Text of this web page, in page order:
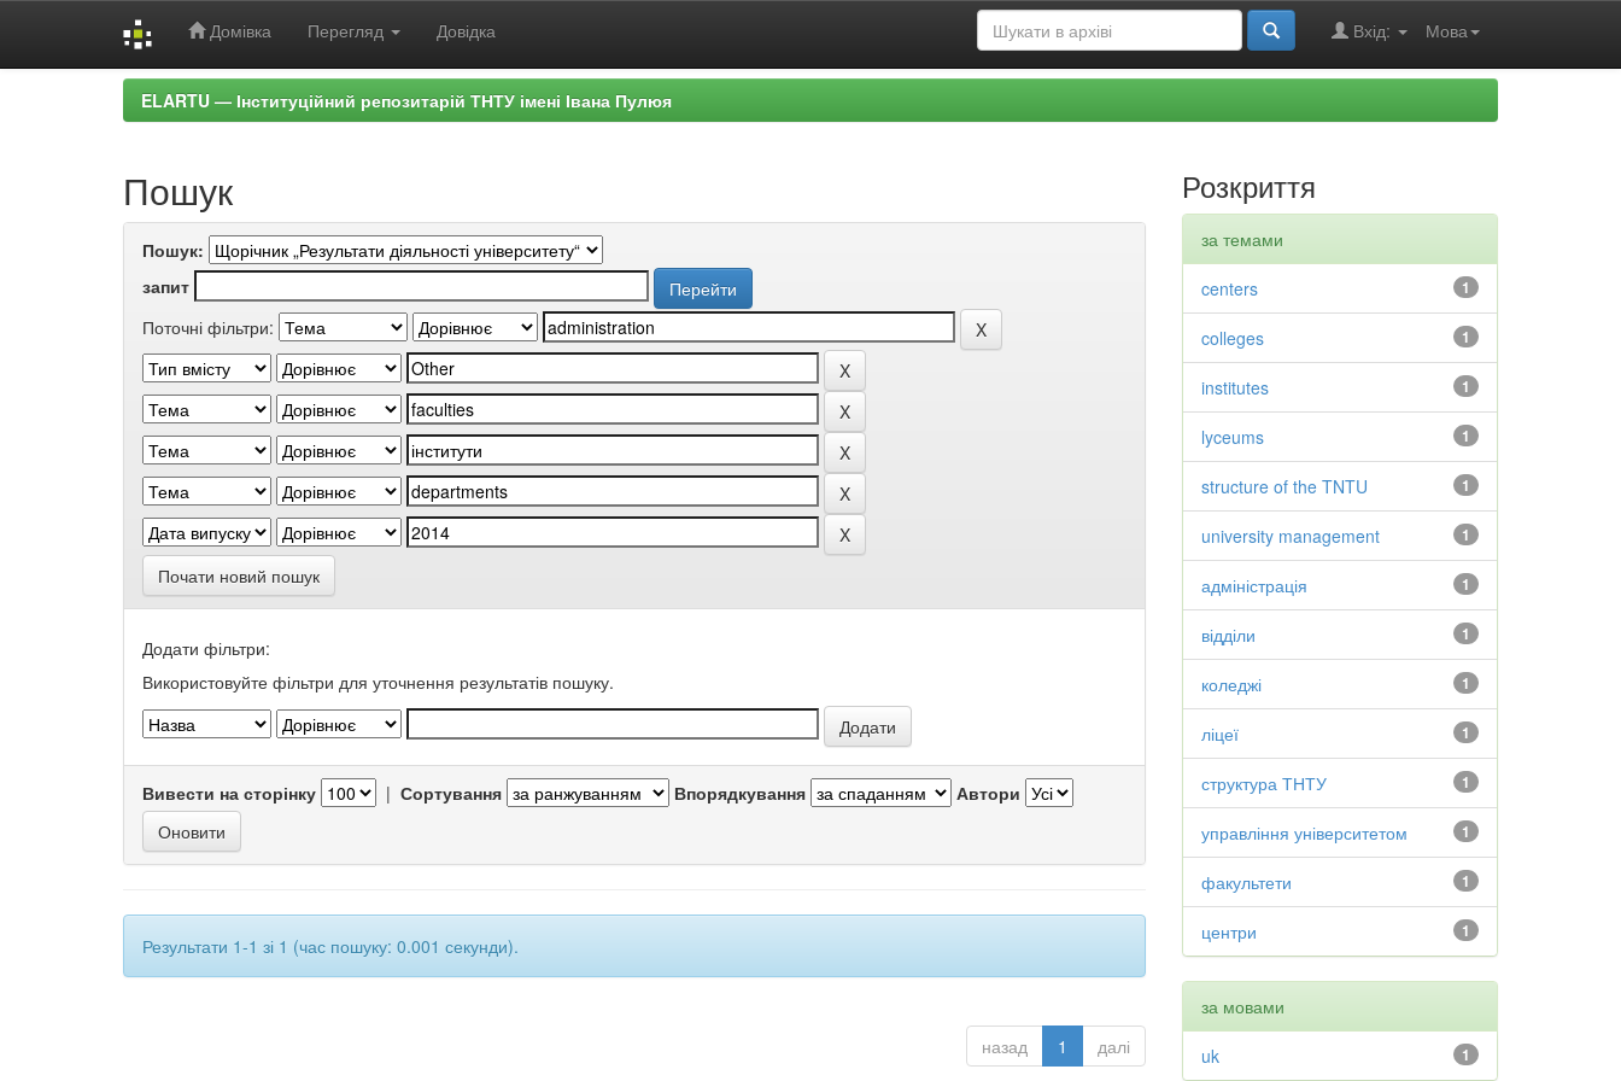
Домівка Перегляд Довідка Мова
Вхід:
ELARTU — Інституційний репозитарій ТНТУ імені Івана Пулюя
Пошук
Пошук:
запит
Поточні фільтри:
Почати новий пошук
Додати фільтри:
Використовуйте фільтри для уточнення результатів пошуку.
Вивести на сторінку | Сортування Впорядкування Автори
Результати 1-1 зі 1 (час пошуку: 0.001 секунди).
назад 1 далі
Розкриття
за темами
1
centers
1
colleges
1
institutes
1
lyceums
1
structure of the TNTU
1
university management
1
адміністрація
1
відділи
1
коледжі
1
ліцеї
1
структура ТНТУ
1
управління університетом
1
факультети
1
центри
за мовами
1
uk